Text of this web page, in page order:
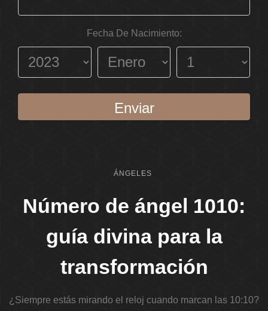
Fecha De Nacimiento:
Enviar
ÁNGELES
Número de ángel 1010:
guía divina para la
transformación
¿Siempre estás mirando el reloj cuando marcan las 10:10?